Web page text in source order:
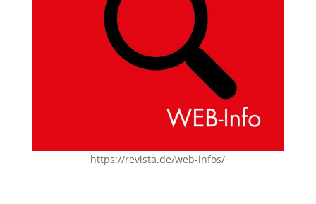
https://revista.de/web-infos/